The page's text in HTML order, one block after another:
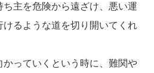
主を危険から遠ざけ、悪い運
るような道を切り開いてくれ
かっていくという時に、難関や